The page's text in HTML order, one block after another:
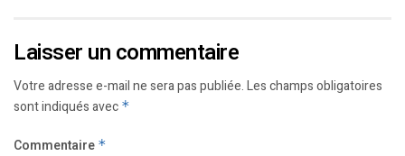
Laisser un commentaire
Votre adresse e-mail ne sera pas publiée.Les champs obligatoires
sont indiqués avec *
Commentaire *